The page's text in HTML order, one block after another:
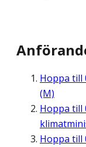
Hoppa till
(M)
Hoppa till
Hoppa till